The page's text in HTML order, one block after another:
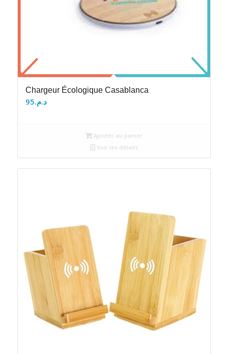
Chargeur Écologique Casablanca
د.م.95
Ajouter au panier
Voir les détails